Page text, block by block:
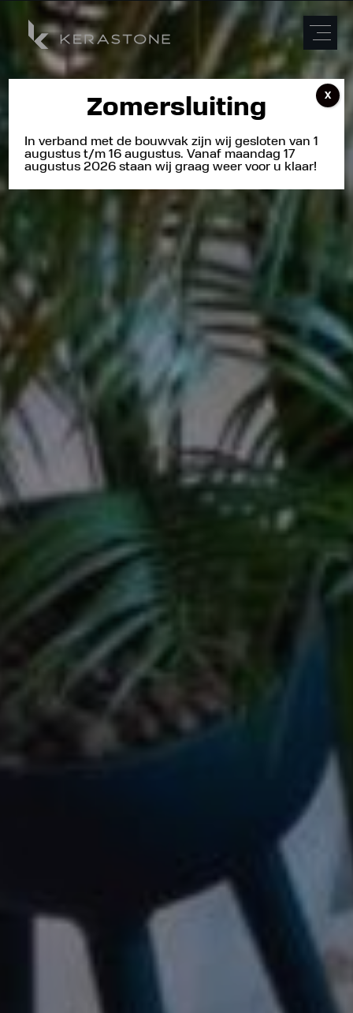
Zomersluiting
In verband met de bouwvak zijn wij gesloten van 1
augustus t/m 16 augustus. Vanaf maandag 17
augustus 2026 staan wij graag weer voor u klaar!
X